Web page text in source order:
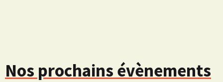
Nos prochains évènements